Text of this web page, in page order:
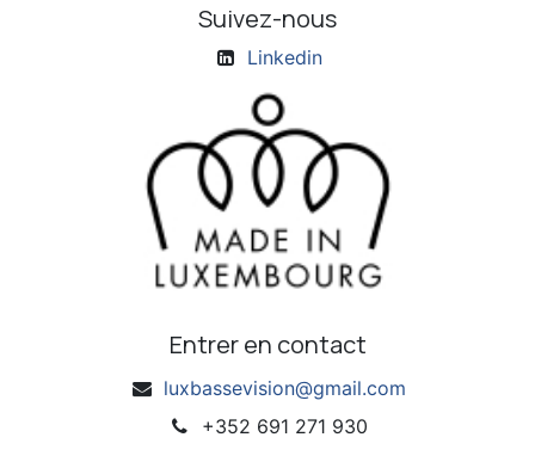
Suivez-nous
Linkedin
Entrer en contact
luxbassevision@gmail.com
+352 691 271 930